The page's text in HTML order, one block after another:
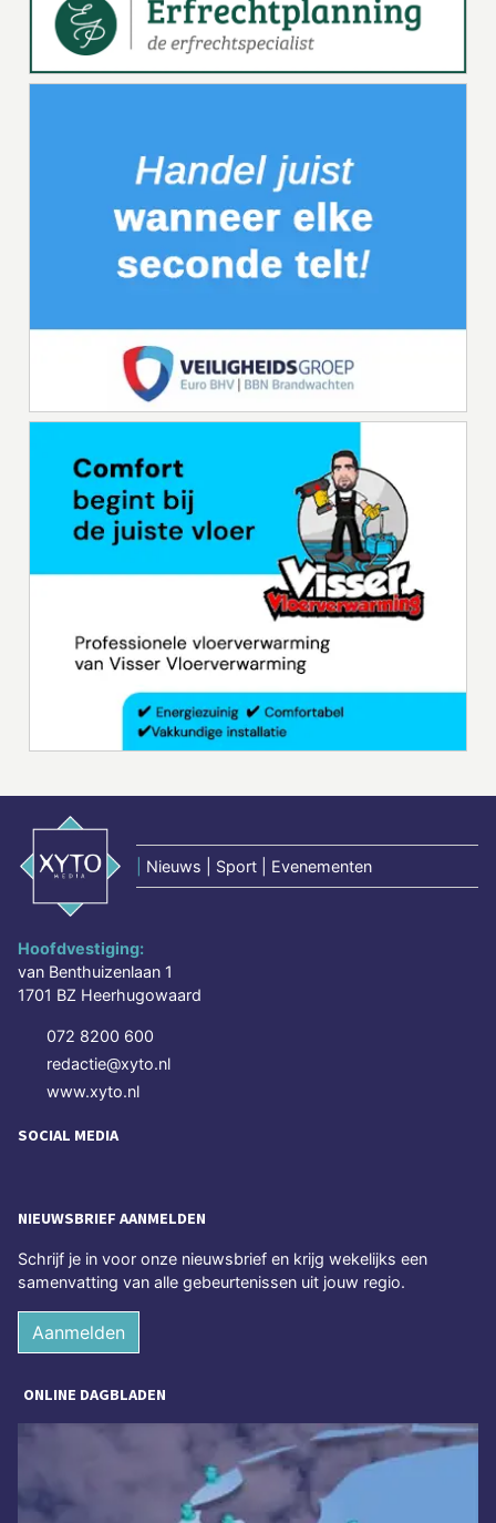
Nieuws | Sport | Evenementen
Hoofdvestiging:
van Benthuizenlaan 1
1701 BZ Heerhugowaard
072 8200 600
redactie@xyto.nl
www.xyto.nl
SOCIAL MEDIA
NIEUWSBRIEF AANMELDEN
Schrijf je in voor onze nieuwsbrief en krijg wekelijks een
samenvatting van alle gebeurtenissen uit jouw regio.
Aanmelden
ONLINE DAGBLADEN